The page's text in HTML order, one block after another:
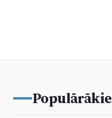
Populārākie